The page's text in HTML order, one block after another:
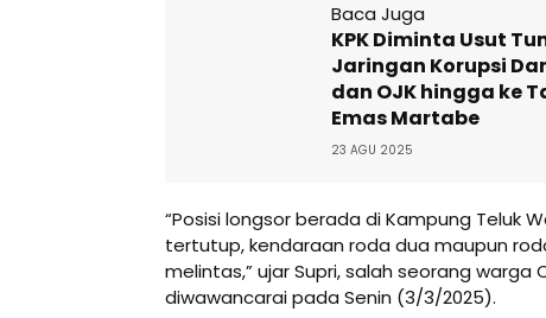
Baca Juga
KPK Diminta Usut
Jaringan Korupsi
dan OJK hingga ke
Emas Martabe
23 AGU 2025
“Posisi longsor berada di Kampung Teluk
tertutup, kendaraan roda dua maupun
melintas,” ujar Supri, salah seorang warga
diwawancarai pada Senin (3/3/2025).